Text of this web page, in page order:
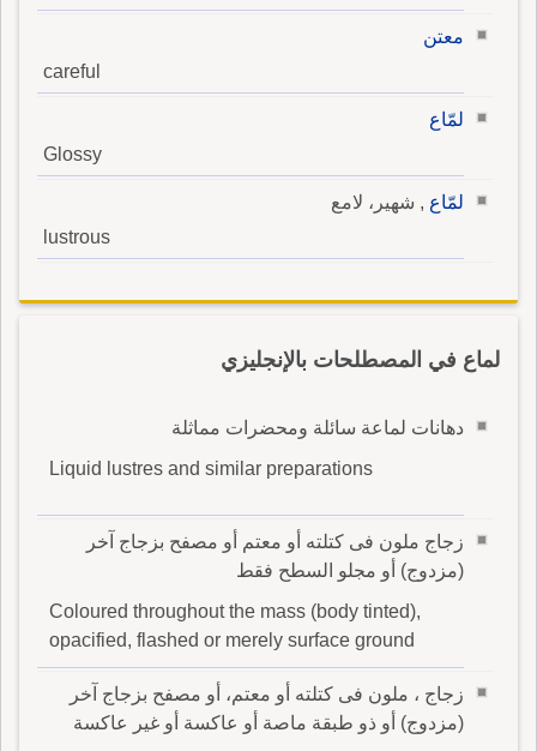
معتن
careful
لمّاع
Glossy
لمّاع , شهير، لامع
lustrous
لماع في المصطلحات بالإنجليزي
دهانات لماعة سائلة ومحضرات مماثلة
Liquid lustres and similar preparations
زجاج ملون فى كتلته أو معتم أو مصفح بزجاج آخر
(مزدوج) أو مجلو السطح فقط
Coloured throughout the mass (body tinted),
opacified, flashed or merely surface ground
زجاج ، ملون فى كتلته أو معتم، أو مصفح بزجاج آخر
(مزدوج) أو ذو طبقة ماصة أو عاكسة أو غير عاكسة